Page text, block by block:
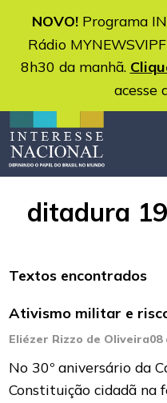
NOVO!Programa
Rádio
8h30 da manhã.
acesse
ditadura
Textos encontrados
Ativismo militar e
Eliézer Rizzo de Oliveira08
No 30º aniversário da
Constituição cidadã na